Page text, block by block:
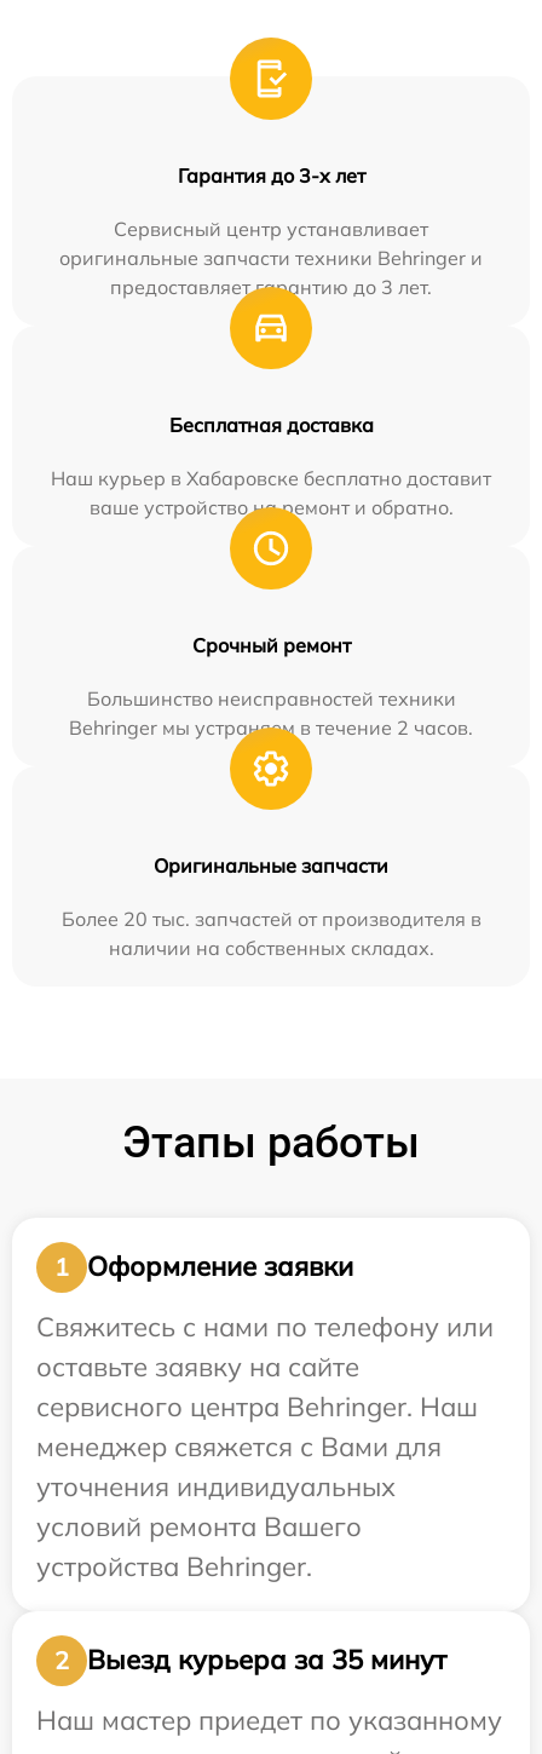
Гарантия до 3-х лет
Сервисный центр устанавливает
оригинальные запчасти техники Behringer и
предоставляет гарантию до 3 лет.
Бесплатная доставка
Наш курьер в Хабаровске бесплатно доставит
ваше устройство на ремонт и обратно.
Срочный ремонт
Большинство неисправностей техники
Behringer мы устраняем в течение 2 часов.
Оригинальные запчасти
Более 20 тыс. запчастей от производителя в
наличии на собственных складах.
Этапы работы
1
Оформление заявки
Свяжитесь с нами по телефону или
оставьте заявку на сайте
сервисного центра Behringer. Наш
менеджер свяжется с Вами для
уточнения индивидуальных
условий ремонта Вашего
устройства Behringer.
2
Выезд курьера за 35 минут
Наш мастер приедет по указанному